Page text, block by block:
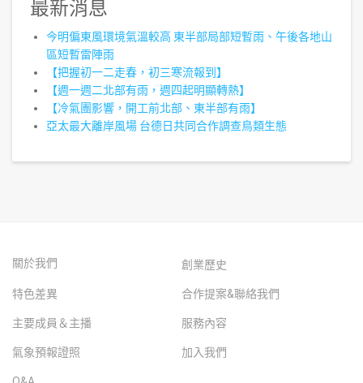
最新消息
今明偏東風環境氣溫較高 東半部局部短暫雨、午後各地山
區短暫雷陣雨
【把握初一二走春，初三寒流報到】
【週一週二北部有雨，週四起明顯轉熱】
【冷氣團影響，開工前北部、東半部有雨】
亞太最大離岸風場 台德日共同合作調查鳥類生態
關於我們 創業歷史
特色差異 合作提案&聯絡我們
主要成員＆主播 服務內容
氣象預報證照 加入我們